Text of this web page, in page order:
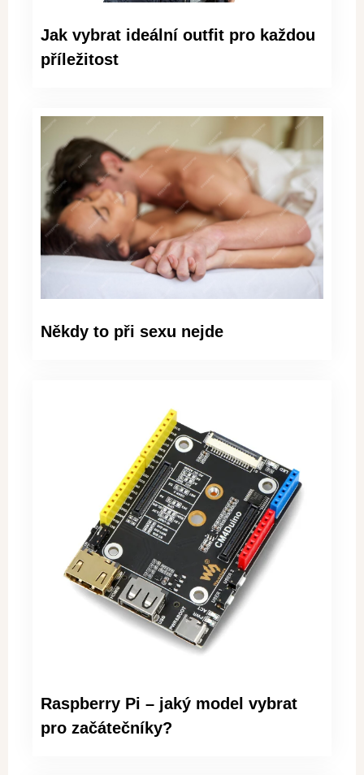
Jak vybrat ideální outfit pro každou
příležitost
Někdy to při sexu nejde
Raspberry Pi – jaký model vybrat
pro začátečníky?